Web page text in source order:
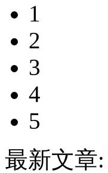
1
2
3
4
5
最新文章: